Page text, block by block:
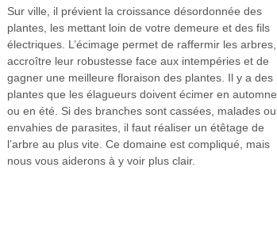
Sur ville, il prévient la croissance désordonnée des
plantes, les mettant loin de votre demeure et des fils
électriques. L’écimage permet de raffermir les arbres,
accroître leur robustesse face aux intempéries et de
gagner une meilleure floraison des plantes. Il y a des
plantes que les élagueurs doivent écimer en automne
ou en été. Si des branches sont cassées, malades ou
envahies de parasites, il faut réaliser un étêtage de
l’arbre au plus vite. Ce domaine est compliqué, mais
nous vous aiderons à y voir plus clair.